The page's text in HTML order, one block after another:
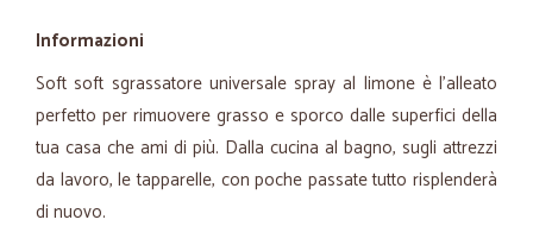
Informazioni
Soft soft sgrassatore universale spray al limone è l'alleato
perfetto per rimuovere grasso e sporco dalle superfici della
tua casa che ami di più. Dalla cucina al bagno, sugli attrezzi
da lavoro, le tapparelle, con poche passate tutto risplenderà
di nuovo.